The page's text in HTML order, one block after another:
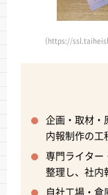
（https://
企画・取材・
内報制作の工
専門ライター
整理し、社内
自社工場・